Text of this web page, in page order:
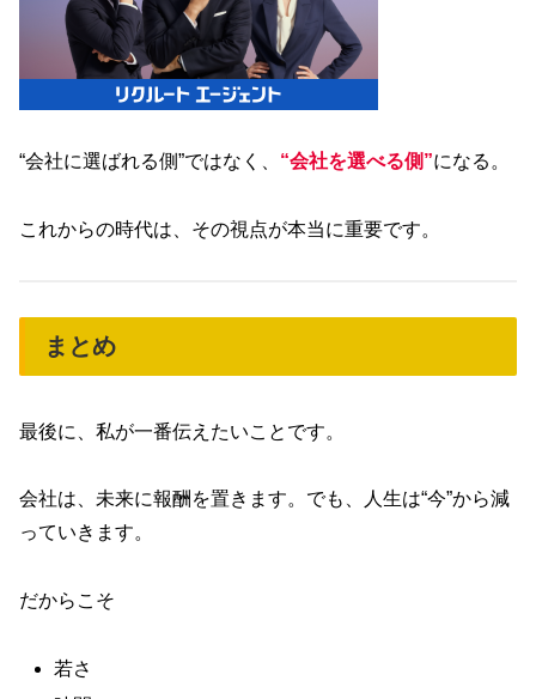
“会社に選ばれる側”ではなく、 “会社を選べる側”になる。
これからの時代は、その視点が本当に重要です。
まとめ
最後に、私が一番伝えたいことです。
会社は、未来に報酬を置きます。でも、人生は“今”から減
っていきます。
だからこそ
若さ